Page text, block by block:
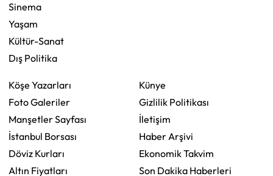
Sinema
Yaşam
Kültür-Sanat
Dış Politika
Köşe Yazarları
Foto Galeriler
Manşetler Sayfası
İstanbul Borsası
Döviz Kurları
Altın Fiyatları
Künye
Gizlilik Politikası
İletişim
Haber Arşivi
Ekonomik Takvim
Son Dakika Haberleri